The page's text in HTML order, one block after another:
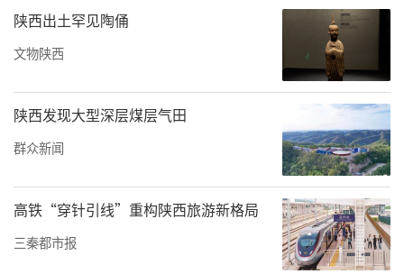
穿透了多层地下水，以铜件装饰木椁。墓内有
宫观建筑、百官机构及大量奇珍异宝，并设计
了机弩暗器，防止陵墓被盗掘。用水银做成百
川江河大海，采用机械设备让它川流不息。墓
室顶部装饰有天文星宿图，底部有山川地貌
图。墓内有娃娃鱼的油脂做的灯烛，长久不会
熄灭。
此外，班固在《汉书•刘向传》中说：“水银
为江海，黄金为凫雁。”《水经注》《三辅故
陕西出土罕见陶俑
文物陕西
陕西发现大型深层煤层气田
群众新闻
高铁“穿针引线”重构陕西旅游新格局
三秦都市报